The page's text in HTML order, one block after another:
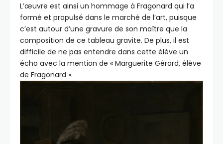
L’œuvre est ainsi un hommage à Fragonard qui l’a
formé et propulsé dans le marché de l’art, puisque
c’est autour d’une gravure de son maître que la
composition de ce tableau gravite. De plus, il est
difficile de ne pas entendre dans cette élève un
écho avec la mention de « Marguerite Gérard, élève
de Fragonard ».